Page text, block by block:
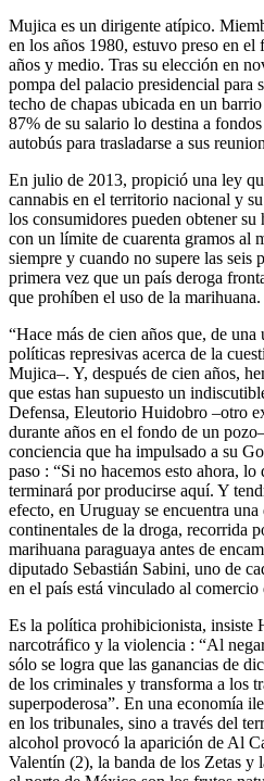
Mujica es un dirigente atípico.
en los años 1980, estuvo preso en
años y medio. Tras su elección en
pompa del palacio presidencial para
techo de chapas ubicada en un
87% de su salario lo destina a
autobús para trasladarse a sus
En julio de 2013, propició una ley
cannabis en el territorio nacional y
los consumidores pueden obtener
con un límite de cuarenta gramos al
siempre y cuando no supere las seis
primera vez que un país deroga
que prohíben el uso de la marihuana.
“Hace más de cien años que, de
políticas represivas acerca de la
Mujica–. Y, después de cien años,
que estas han supuesto un
Defensa, Eleutorio Huidobro –otro
durante años en el fondo de un
conciencia que ha impulsado a su
paso : “Si no hacemos esto ahora,
terminará por producirse aquí. Y
efecto, en Uruguay se encuentra
continentales de la droga, recorrida
marihuana paraguaya antes de
diputado Sebastián Sabini, uno de
en el país está vinculado al comercio
Es la política prohibicionista, insiste
narcotráfico y la violencia : “Al
sólo se logra que las ganancias de
de los criminales y transforma a los
superpoderosa”. En una economía
en los tribunales, sino a través del
alcohol provocó la aparición de Al
Valentín (2), la banda de los Zetas y